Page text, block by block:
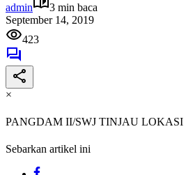
admin
3 min baca
September 14, 2019
423
×
PANGDAM II/SWJ TINJAU
Sebarkan artikel ini